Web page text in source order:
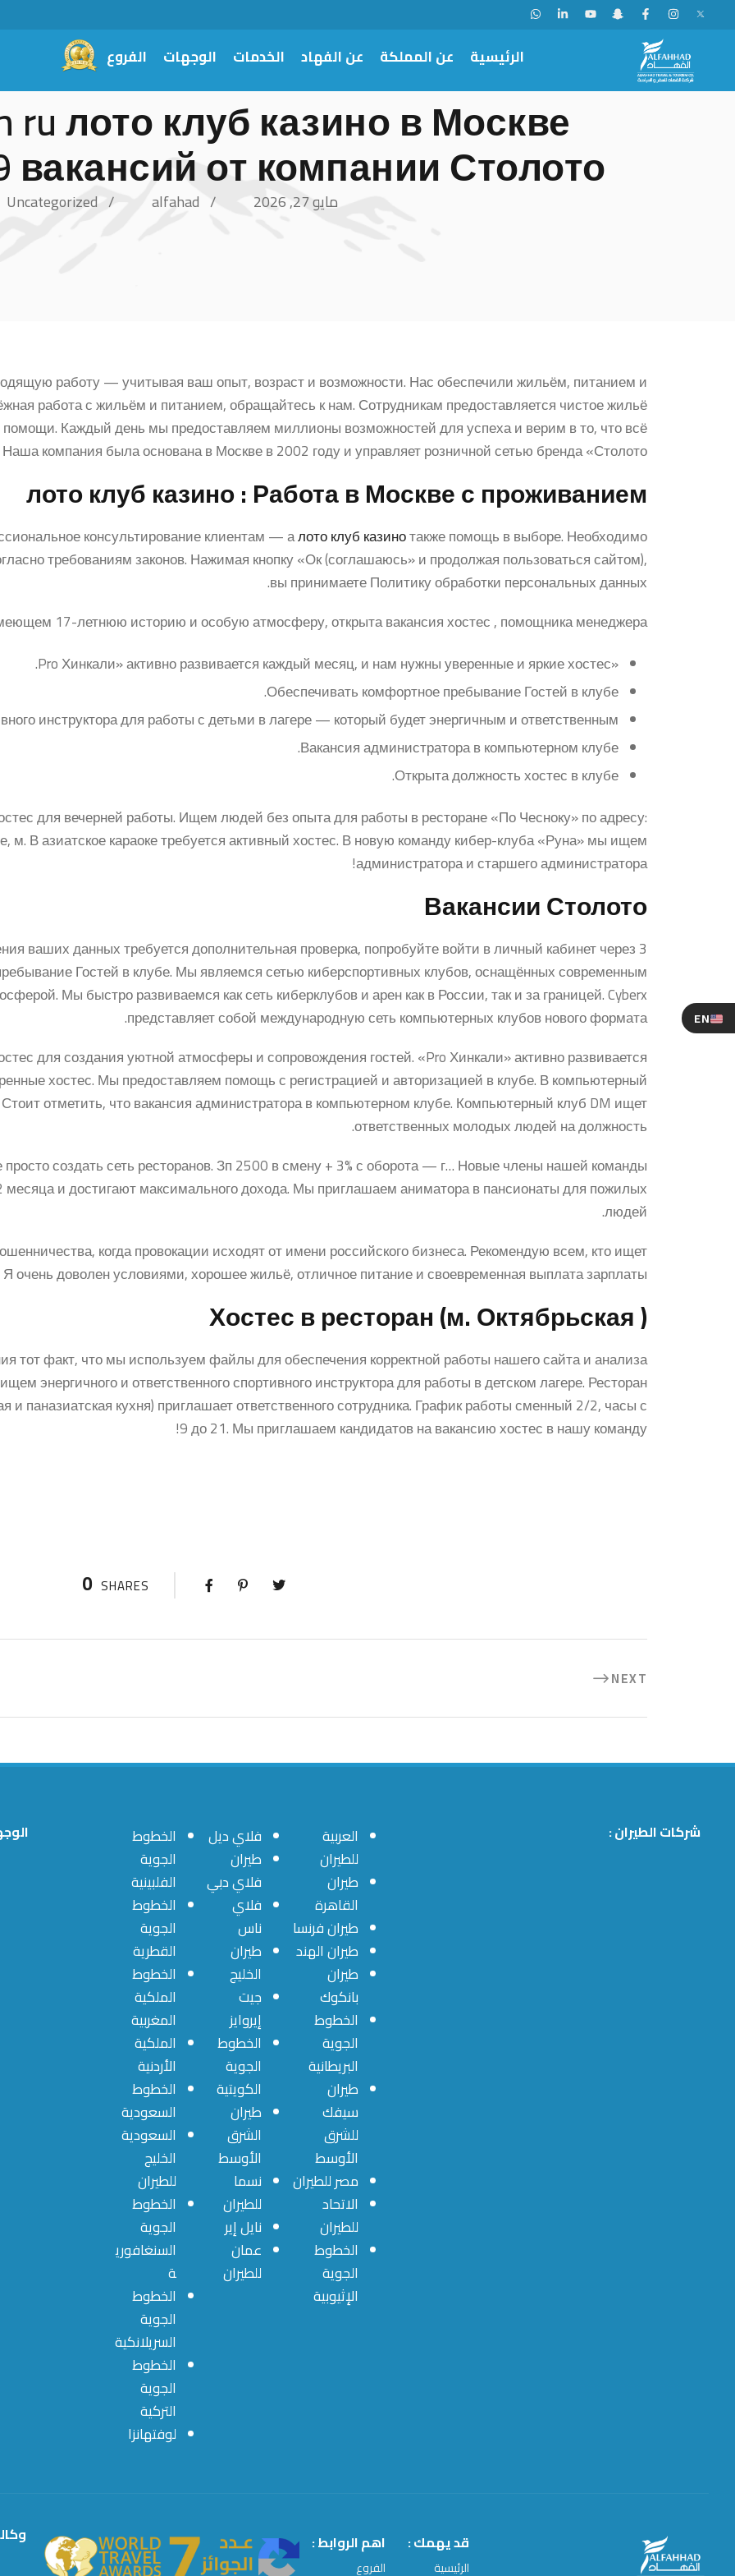
EN
الرئيسية عن المملكة عن الفهاد الخدمات الوجهات الفروع
مايو 27, 2026 alfahad
Uncategorized
ru лото клуб казино в Москве
от компании Столото.
работу — учитывая ваш опыт, возраст и возможности. Нас обеспечили жильём, питанием и
работа с жильём и питанием, обращайтесь к нам. Сотрудникам предоставляется чистое жильё
помощи. Каждый день мы предоставляем миллионы возможностей для успеха и верим в то, что всё
Наша компания была основана в Москве в 2002 году и управляет розничной сетью бренда «Столото».
лото клуб казино : Работа в Москве с проживанием
консультирование клиентам — алото клуб казинотакже помощь в выборе. Необходимо
требованиям законов. Нажимая кнопку «Ок (соглашаюсь» и продолжая пользоваться сайтом),
вы принимаете Политику обработки персональных данных.
17-летнюю историю и особую атмосферу, открыта вакансия хостес , помощника менеджера,.
«Pro Хинкали» активно развивается каждый месяц, и нам нужны уверенные и яркие хостес.
Обеспечивать комфортное пребывание Гостей в клубе.
инструктора для работы с детьми в лагере — который будет энергичным и ответственным.
Вакансия администратора в компьютерном клубе.
Открыта должность хостес в клубе.
для вечерней работы. Ищем людей без опыта для работы в ресторане «По Чесноку» по адресу:
В азиатское караоке требуется активный хостес. В новую команду кибер-клуба «Руна» мы ищем
администратора и старшего администратора!
Вакансии Столото
ваших данных требуется дополнительная проверка, попробуйте войти в личный кабинет через 3
Гостей в клубе. Мы являемся сетью киберспортивных клубов, оснащённых современным
Мы быстро развиваемся как сеть киберклубов и арен как в России, так и за границей. Cyberx
представляет собой международную сеть компьютерных клубов нового формата.
для создания уютной атмосферы и сопровождения гостей. «Pro Хинкали» активно развивается
хостес. Мы предоставляем помощь с регистрацией и авторизацией в клубе. В компьютерный
отметить, что вакансия администратора в компьютерном клубе. Компьютерный клуб DM ищет
ответственных молодых людей на должность.
создать сеть ресторанов. Зп 2500 в смену + 3% с оборота — г… Новые члены нашей команды
и достигают максимального дохода. Мы приглашаем аниматора в пансионаты для пожилых
людей.
когда провокации исходят от имени российского бизнеса. Рекомендую всем, кто ищет
очень доволен условиями, хорошее жильё, отличное питание и своевременная выплата зарплаты.
Хостес в ресторан (м. Октябрьская )
тот факт, что мы используем файлы для обеспечения корректной работы нашего сайта и анализа
энергичного и ответственного спортивного инструктора для работы в детском лагере. Ресторан
и паназиатская кухня) приглашает ответственного сотрудника. График работы сменный 2/2, часы с
9 до 21. Мы приглашаем кандидатов на вакансию хостес в нашу команду!
0 SHARES
NEXT
شركات الطيران :
العربية
للطيران
طيران
القاهرة
طيران فرنسا
طيران الهند
طيران
بانكوك
الخطوط
الجوية
البريطانية
طيران
سيفك
للشرق
الأوسط
مصر للطيران
الاتحاد
للطيران
الخطوط
الجوية
الإثيوبية
فلاي ديل
طيران
فلاي دبي
فلاي
ناس
طيران
الخليج
جيت
إيروايز
الخطوط
الجوية
الكويتية
طيران
الشرق
الأوسط
نسما
للطيران
نايل إير
عمان
للطيران
الخطوط
الجوية
الفلبينية
الخطوط
الجوية
القطرية
الخطوط
الملكية
المغربية
الملكية
الأردنية
الخطوط
السعودية
السعودية
الخليج
للطيران
الخطوط
الجوية
السنغافوري
ة
الخطوط
الجوية
السريلانكية
الخطوط
الجوية
التركية
لوفتهانزا
قد يهمك :
الرئيسية
اهم الروابط :
الفروع